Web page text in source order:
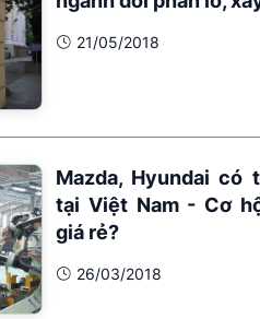
21/05/2018
Mazda, Hyundai có
tại Việt Nam - Cơ
giá rẻ?
26/03/2018